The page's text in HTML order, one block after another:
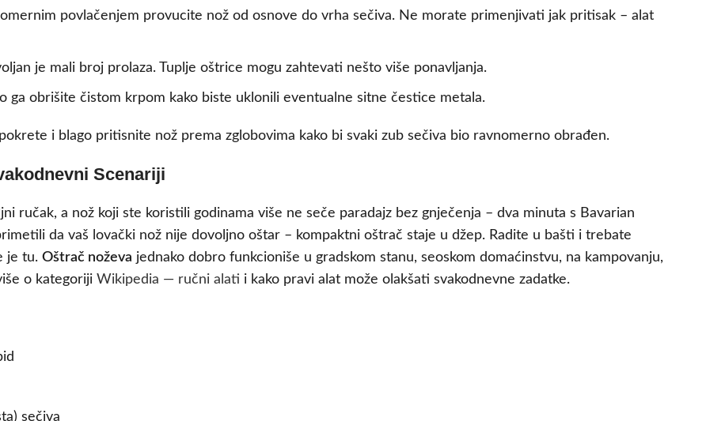
povlačenjem provucite nož od osnove do vrha sečiva. Ne morate primenjivati jak pritisak – alat
je mali broj prolaza. Tuplje oštrice mogu zahtevati nešto više ponavljanja.
ga obrišite čistom krpom kako biste uklonili eventualne sitne čestice metala.
i blago pritisnite nož prema zglobovima kako bi svaki zub sečiva bio ravnomerno obrađen.
Scenariji
ručak, a nož koji ste koristili godinama više ne seče paradajz bez gnječenja – dva minuta s Bavarian
da vaš lovački nož nije dovoljno oštar – kompaktni oštrač staje u džep. Radite u bašti i trebate
je tu. Oštrač noževa jednako dobro funkcioniše u gradskom stanu, seoskom domaćinstvu, na kampovanju,
o kategoriji Wikipedia — ručni alati i kako pravi alat može olakšati svakodnevne zadatke.
sečiva